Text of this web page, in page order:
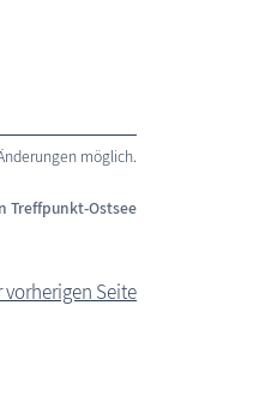
möglich.
Treffpunkt-Ostsee
Seite